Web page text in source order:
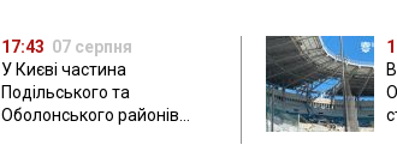
17:43 07 серпня
У Києві частина
Подільського та
Оболонського районів